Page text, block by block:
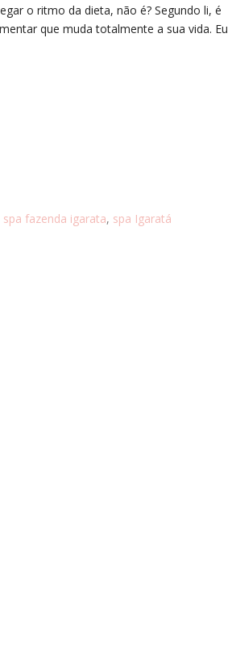
o ritmo da dieta, não é? Segundo li, é
que muda totalmente a sua vida. Eu
spa fazenda igarata, spa Igaratá